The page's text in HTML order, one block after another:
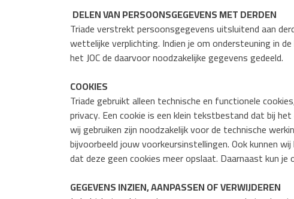
DELEN VAN PERSOONSGEGEVENS MET DERDEN
Triade verstrekt persoonsgegevens uitsluitend aan
wettelijke verplichting. Indien je om ondersteuning in
het JOC de daarvoor noodzakelijke gegevens gedeeld.
COOKIES
Triade gebruikt alleen technische en functionele
privacy. Een cookie is een klein tekstbestand dat bij
wij gebruiken zijn noodzakelijk voor de technische
bijvoorbeeld jouw voorkeursinstellingen. Ook kunnen
dat deze geen cookies meer opslaat. Daarnaast kun
GEGEVENS INZIEN, AANPASSEN OF VERWIJDEREN